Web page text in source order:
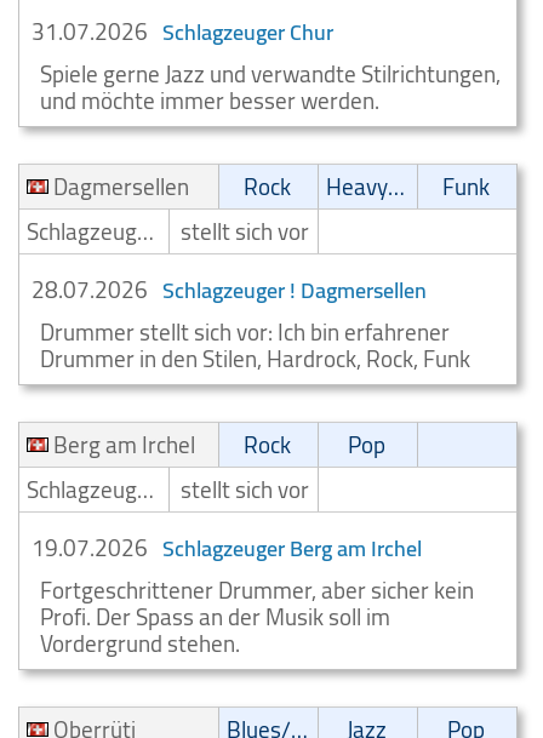
31.07.2026 Schlagzeuger Chur
Spiele gerne Jazz und verwandte Stilrichtungen,
und möchte immer besser werden.
Dagmersellen
Rock Heavy-Metal
Funk
Schlagzeuger/Drummer
stellt sich vor
28.07.2026 Schlagzeuger ! Dagmersellen
Drummer stellt sich vor: Ich bin erfahrener
Drummer in den Stilen, Hardrock, Rock, Funk
Berg am Irchel
Rock
Pop
Schlagzeuger/Drummer
stellt sich vor
19.07.2026 Schlagzeuger Berg am Irchel
Fortgeschrittener Drummer, aber sicher kein
Profi. Der Spass an der Musik soll im
Vordergrund stehen.